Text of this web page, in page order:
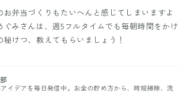
弁当づくりもたいへんと感じてしまいますよ
みさんは、週5フルタイムでも毎朝時間をかけ
けつ、教えてもらいましょう！
イデアを毎日発信中。お金の貯め方から、時短掃除、洗